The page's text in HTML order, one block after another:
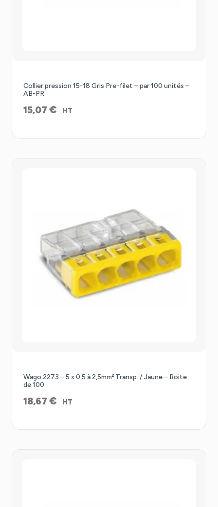
Collier pression 15-18 Gris Pre-filet – par 100 unités –
AB-PR
15,07 € HT
Wago 2273 – 5 x 0,5 à 2,5mm² Transp. / Jaune – Boite
de 100
18,67 € HT